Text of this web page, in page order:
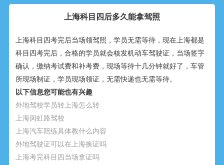
上海科目四后多久能拿驾照
上海科目四考完后当场领驾照，学员无需等待，现在上海都是
科目四考完后，合格的学员就会核发机动车驾驶证，当场签字
确认，缴纳考试费和补考费，现场等待十几分钟就好了，车管
所现场制证，学员现场领证，无需快递也无需等待。
以下信息您可能也有兴趣
外地驾校学员转上海怎么转
上海闵虹路驾校
上海汽车陪练具体教什么内容
外地驾驶证可以在上海换证吗
上海考完科目四当场拿证吗